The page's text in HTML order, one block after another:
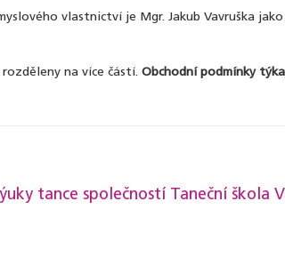
vlastnictví je Mgr. Jakub Vavruška
na více částí. Obchodní podmínky
tance společností Taneční škola